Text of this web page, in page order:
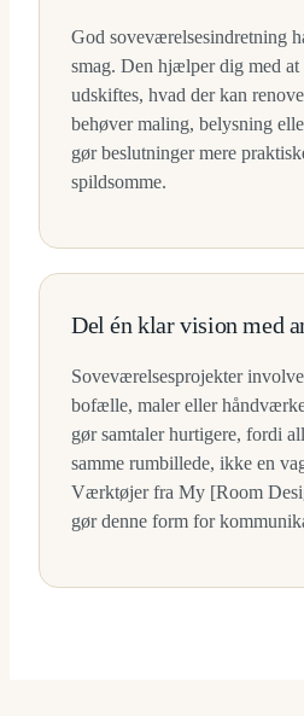
God soveværelsesindretning
smag. Den hjælper dig med at
udskiftes, hvad der kan
behøver maling, belysning
gør beslutninger mere
spildsomme.
Del én klar vision med
Soveværelsesprojekter
bofælle, maler eller
gør samtaler hurtigere, fordi
samme rumbillede, ikke en
Værktøjer fra My [Room
gør denne form for